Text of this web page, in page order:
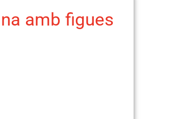
amb figues